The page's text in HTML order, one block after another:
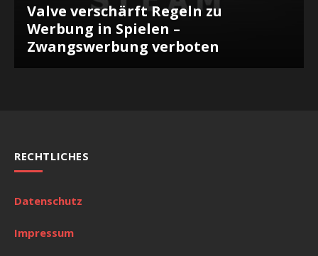
Valve verschärft Regeln zu
Werbung in Spielen –
Zwangswerbung verboten
RECHTLICHES
Datenschutz
Impressum